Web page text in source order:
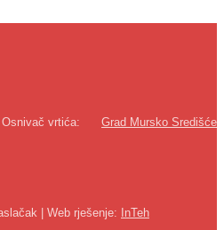
Osnivač vrtića: Grad Mursko Središće
| Web rješenje: InTeh